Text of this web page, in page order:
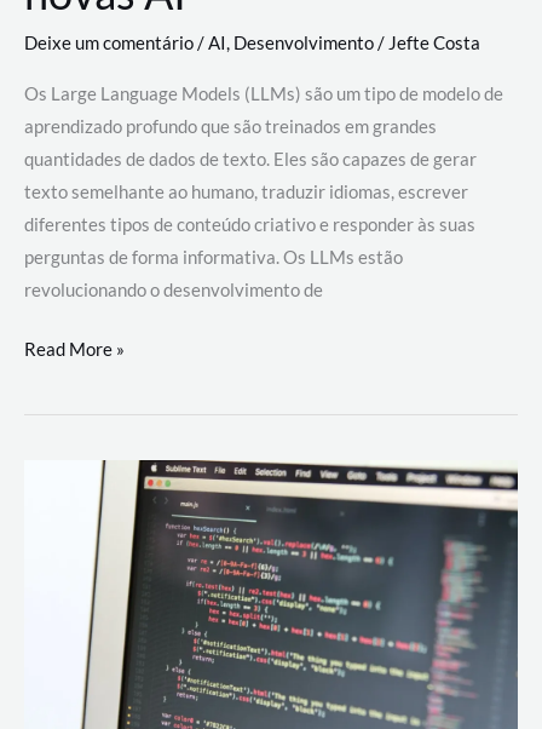
Deixe um comentário/AI, Desenvolvimento/ Jefte Costa
Os Large Language Models (LLMs) são um tipo de modelo de
aprendizado profundo que são treinados em grandes
quantidades de dados de texto. Eles são capazes de gerar
texto semelhante ao humano, traduzir idiomas, escrever
diferentes tipos de conteúdo criativo e responder às suas
perguntas de forma informativa. Os LLMs estão
revolucionando o desenvolvimento de
Large
Models
revolucionando
desenvolvimento
Read More »